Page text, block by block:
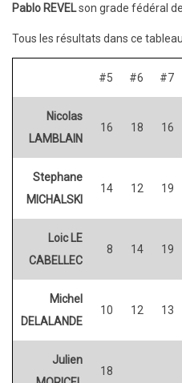
Pablo REVELson grade fédéral
Tous les résultats dans ce tableau
#5 #6 #7
Nicolas
LAMBLAIN
16 18 16
Stephane
MICHALSKI
14 12 19
Loic LE
CABELLEC
8 14 19
Michel
DELALANDE
10 12 13
Julien
18